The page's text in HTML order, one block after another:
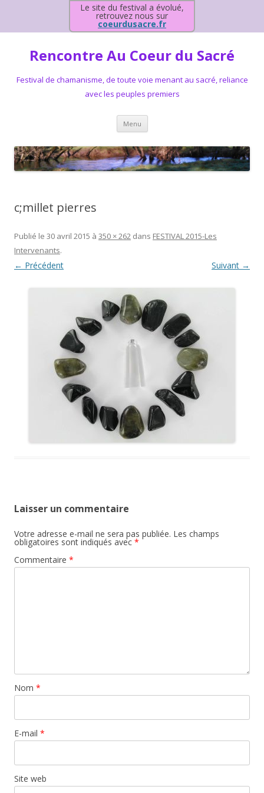
Le site du festival a évolué,
retrouvez nous sur
coeurdusacre.fr
Rencontre Au Coeur du Sacré
Festival de chamanisme, de toute voie menant au sacré, reliance
avec les peuples premiers
Menu Aller au contenu principal
c;millet pierres
Publié le 30 avril 2015 à 350 × 262 dans FESTIVAL 2015-Les
Intervenants.
← Précédent Suivant →
Laisser un commentaire
Votre adresse e-mail ne sera pas publiée. Les champs
obligatoires sont indiqués avec *
Commentaire *
Nom *
E-mail *
Site web